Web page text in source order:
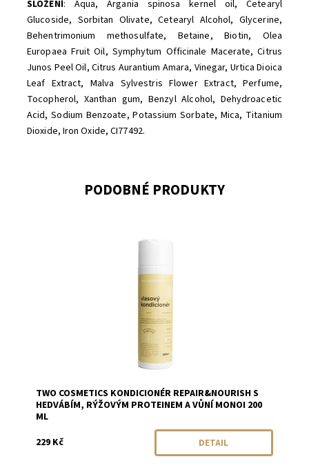
SLOŽENÍ: Aqua, Argania spinosa kernel oil, Cetearyl
Glucoside, Sorbitan Olivate, Cetearyl Alcohol, Glycerine,
Behentrimonium methosulfate, Betaine, Biotin, Olea
Europaea Fruit Oil, Symphytum Officinale Macerate, Citrus
Junos Peel Oil, Citrus Aurantium Amara, Vinegar, Urtica Dioica
Leaf Extract, Malva Sylvestris Flower Extract, Perfume,
Tocopherol, Xanthan gum, Benzyl Alcohol, Dehydroacetic
Acid, Sodium Benzoate, Potassium Sorbate, Mica, Titanium
Dioxide, Iron Oxide, CI77492.
PODOBNÉ PRODUKTY
Two Cosmetics
TWO COSMETICS KONDICIONÉR REPAIR&NOURISH S
HEDVÁBÍM, RÝŽOVÝM PROTEINEM A VŮNÍ MONOI 200
ML
229 Kč
DETAIL